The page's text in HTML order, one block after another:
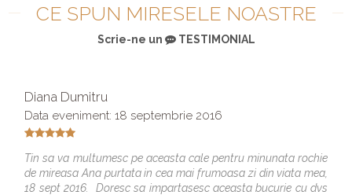
CE SPUN MIRESELE NOASTRE
Scrie-ne un TESTIMONIAL
Diana Dumitru
Data eveniment: 18 septembrie 2016
Tin sa va multumesc pe aceasta cale pentru minunata rochie
de mireasa Ana purtata in cea mai frumoasa zi din viata mea,
18 sept 2016. Doresc sa impartasesc aceasta bucurie cu dvs